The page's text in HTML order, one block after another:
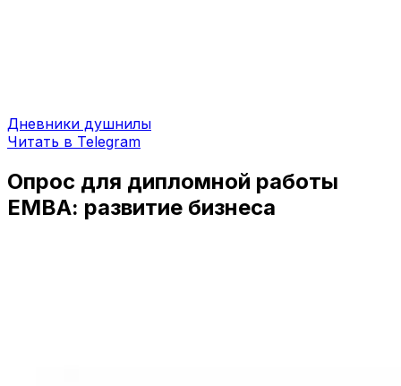
Дневники душнилы
Читать в Telegram
Опрос для дипломной работы
ЕМВА: развитие бизнеса